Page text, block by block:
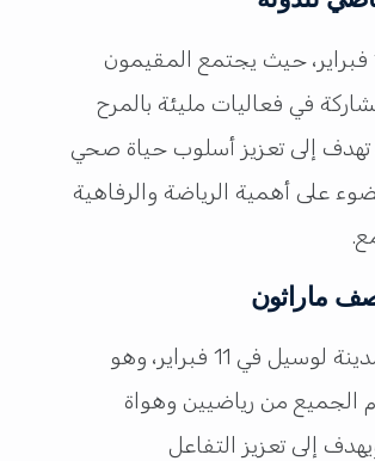
يُقام في 11 فبراير، حيث يجتمع المقيمون
في فعاليات مليئة بالمرح
تهدف إلى تعزيز أسلوب حياة صحي
على أهمية الرياضة والرفاهية
ماراثون
يُنظم في مدينة لوسيل في 11 فبراير، وهو
الجميع من رياضيين وهواة
إلى تعزيز التفاعل